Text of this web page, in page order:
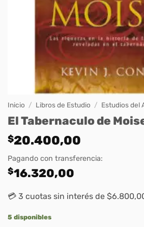
Inicio / Libros de Estudio / Estudios del
El Tabernaculo de
$20.400,00
Pagando con transferencia:
$16.320,00
💳 3 cuotas sin interés de
5 disponibles